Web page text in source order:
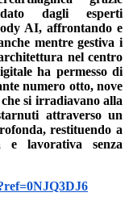
dagli esperti
AI, affrontando e
mentre gestiva i
nel centro
ha permesso di
numero otto, nove
si irradiavano alla
attraverso un
restituendo a
e lavorativa senza